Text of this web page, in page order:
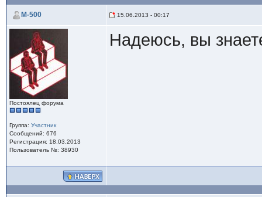
M-500 15.06.2013 - 00:17
Постоялец форума
Группа: Участник
Сообщений: 676
Регистрация: 18.03.2013
Пользователь №: 38930
Надеюсь, вы